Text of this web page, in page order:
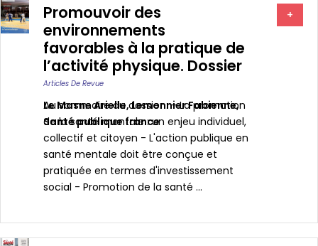
Promouvoir des
environnements
favorables à la pratique de
l’activité physique. Dossier
Articles De Revue
Le Masne Arielle,Lemonnier Fabienne,
Santé publique france
Au sommaire du dossier : - La promotion
de la santé mentale : un enjeu individuel,
collectif et citoyen - L'action publique en
santé mentale doit être conçue et
pratiquée en termes d'investissement
social - Promotion de la santé ...
+